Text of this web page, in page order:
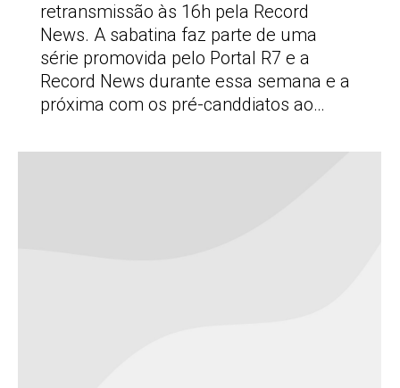
retransmissão às 16h pela Record
News. A sabatina faz parte de uma
série promovida pelo Portal R7 e a
Record News durante essa semana e a
próxima com os pré-canddiatos ao…